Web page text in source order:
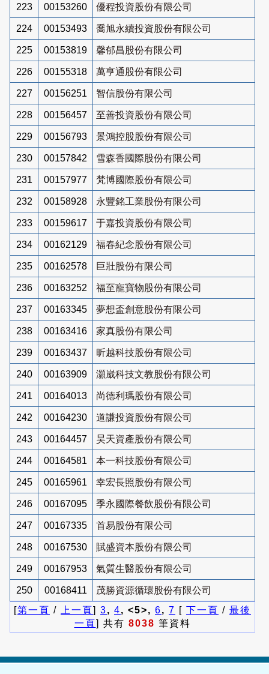
223 00153260 優程投資股份有限公司
224 00153493 喬旭永續投資股份有限公司
225 00153819 馨郁昌股份有限公司
226 00155318 萬亨通股份有限公司
227 00156251 智信股份有限公司
228 00156457 至善投資股份有限公司
229 00156793 景鴻控股股份有限公司
230 00157842 雪森香國際股份有限公司
231 00157977 梵博國際股份有限公司
232 00158928 永豐銘工業股份有限公司
233 00159617 于嘉投資股份有限公司
234 00162129 福春紀念股份有限公司
235 00162578 巨壯股份有限公司
236 00163252 福至寵寶物股份有限公司
237 00163345 夢想盃創意股份有限公司
238 00163416 家真股份有限公司
239 00163437 昕越科技股份有限公司
240 00163909 灝崴科技文教股份有限公司
241 00164013 尚德利瑪股份有限公司
242 00164230 道謙投資股份有限公司
243 00164457 昊天資產股份有限公司
244 00164581 本一科技股份有限公司
245 00165961 幸宏長照股份有限公司
246 00167095 季永國際餐飲股份有限公司
247 00167335 首易股份有限公司
248 00167530 賦盛資本股份有限公司
249 00167953 氣質生醫股份有限公司
250 00168411
茂勝資源循環股份有限公司
[第一頁 / 上一頁] 3, 4, <5>, 6, 7 [ 下一頁 / 最後
一頁] 共有 8038 筆資料